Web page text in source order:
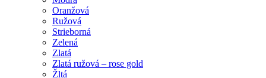
Oranžová
Ružová
Strieborná
Zelená
Zlatá
Zlatá ružová – rose gold
Žltá